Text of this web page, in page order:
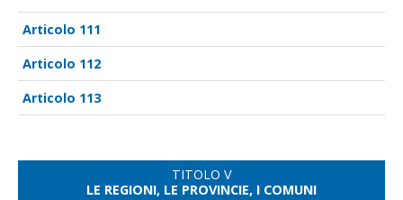
111
112
113
TITOLO V
LE REGIONI, LE PROVINCIE, I COMUNI